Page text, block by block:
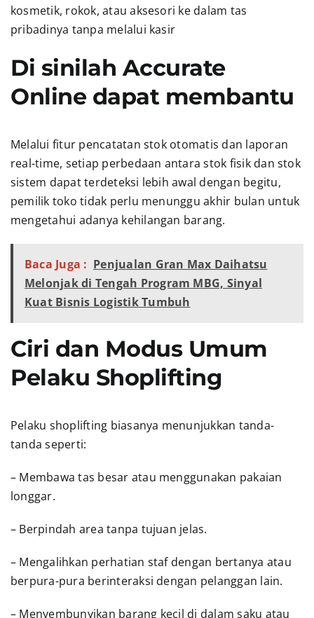
kosmetik, rokok, atau aksesori ke dalam tas
pribadinya tanpa melalui kasir
Di sinilah Accurate
Online dapat membantu
Melalui fitur pencatatan stok otomatis dan laporan
real-time, setiap perbedaan antara stok fisik dan stok
sistem dapat terdeteksi lebih awal dengan begitu,
pemilik toko tidak perlu menunggu akhir bulan untuk
mengetahui adanya kehilangan barang.
Baca Juga : Penjualan Gran Max Daihatsu
Melonjak di Tengah Program MBG, Sinyal
Kuat Bisnis Logistik Tumbuh
Ciri dan Modus Umum
Pelaku Shoplifting
Pelaku shoplifting biasanya menunjukkan tanda-
tanda seperti:
– Membawa tas besar atau menggunakan pakaian
longgar.
– Berpindah area tanpa tujuan jelas.
– Mengalihkan perhatian staf dengan bertanya atau
berpura-pura berinteraksi dengan pelanggan lain.
– Menyembunyikan barang kecil di dalam saku atau